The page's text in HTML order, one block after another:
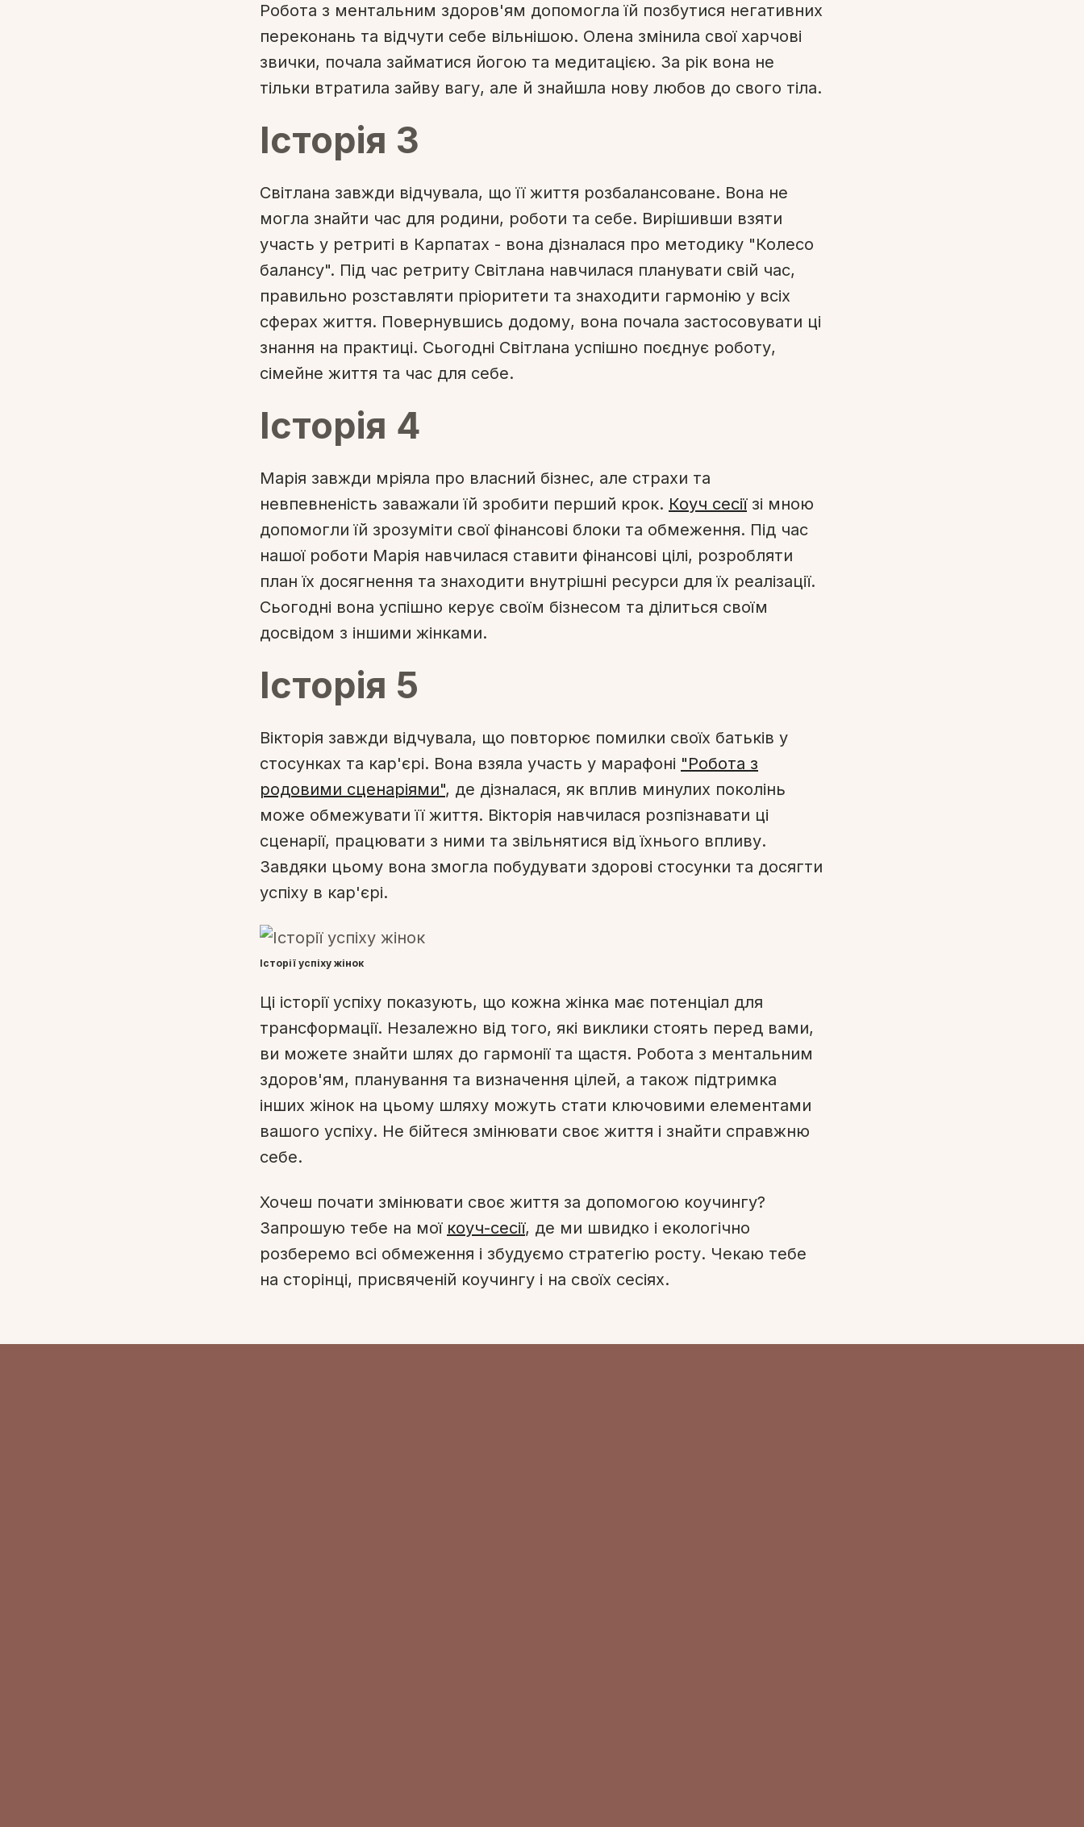
Робота з ментальним здоров'ям допомогла їй позбутися негативних
переконань та відчути себе вільнішою. Олена змінила свої харчові
звички, почала займатися йогою та медитацією. За рік вона не
тільки втратила зайву вагу, але й знайшла нову любов до свого тіла.
Історія 3
Світлана завжди відчувала, що її життя розбалансоване. Вона не
могла знайти час для родини, роботи та себе. Вирішивши взяти
участь у ретриті в Карпатах - вона дізналася про методику "Колесо
балансу". Під час ретриту Світлана навчилася планувати свій час,
правильно розставляти пріоритети та знаходити гармонію у всіх
сферах життя. Повернувшись додому, вона почала застосовувати ці
знання на практиці. Сьогодні Світлана успішно поєднує роботу,
сімейне життя та час для себе.
Історія 4
Марія завжди мріяла про власний бізнес, але страхи та
невпевненість заважали їй зробити перший крок. Коуч сесіїзі мною
допомогли їй зрозуміти свої фінансові блоки та обмеження. Під час
нашої роботи Марія навчилася ставити фінансові цілі, розробляти
план їх досягнення та знаходити внутрішні ресурси для їх реалізації.
Сьогодні вона успішно керує своїм бізнесом та ділиться своїм
досвідом з іншими жінками.
Історія 5
Вікторія завжди відчувала, що повторює помилки своїх батьків у
стосунках та кар'єрі. Вона взяла участь у марафоні "Робота з
родовими сценаріями", де дізналася, як вплив минулих поколінь
може обмежувати її життя. Вікторія навчилася розпізнавати ці
сценарії, працювати з ними та звільнятися від їхнього впливу.
Завдяки цьому вона змогла побудувати здорові стосунки та досягти
успіху в кар'єрі.
Історії успіху жінок
Ці історії успіху показують, що кожна жінка має потенціал для
трансформації. Незалежно від того, які виклики стоять перед вами,
ви можете знайти шлях до гармонії та щастя. Робота з ментальним
здоров'ям, планування та визначення цілей, а також підтримка
інших жінок на цьому шляху можуть стати ключовими елементами
вашого успіху. Не бійтеся змінювати своє життя і знайти справжню
себе.
Хочеш почати змінювати своє життя за допомогою коучингу?
Запрошую тебе на мої коуч-сесії, де ми швидко і екологічно
розберемо всі обмеження і збудуємо стратегію росту. Чекаю тебе
на сторінці, присвяченій коучингу і на своїх сесіях.